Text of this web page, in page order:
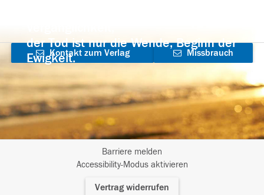
der Tod ist nur die Wende, Beginn der
Ewigkeit.
Kontakt zum Verlag
aufnehmen
Missbrauch
Barriere melden
Accessibility-Modus aktivieren
Vertrag widerrufen